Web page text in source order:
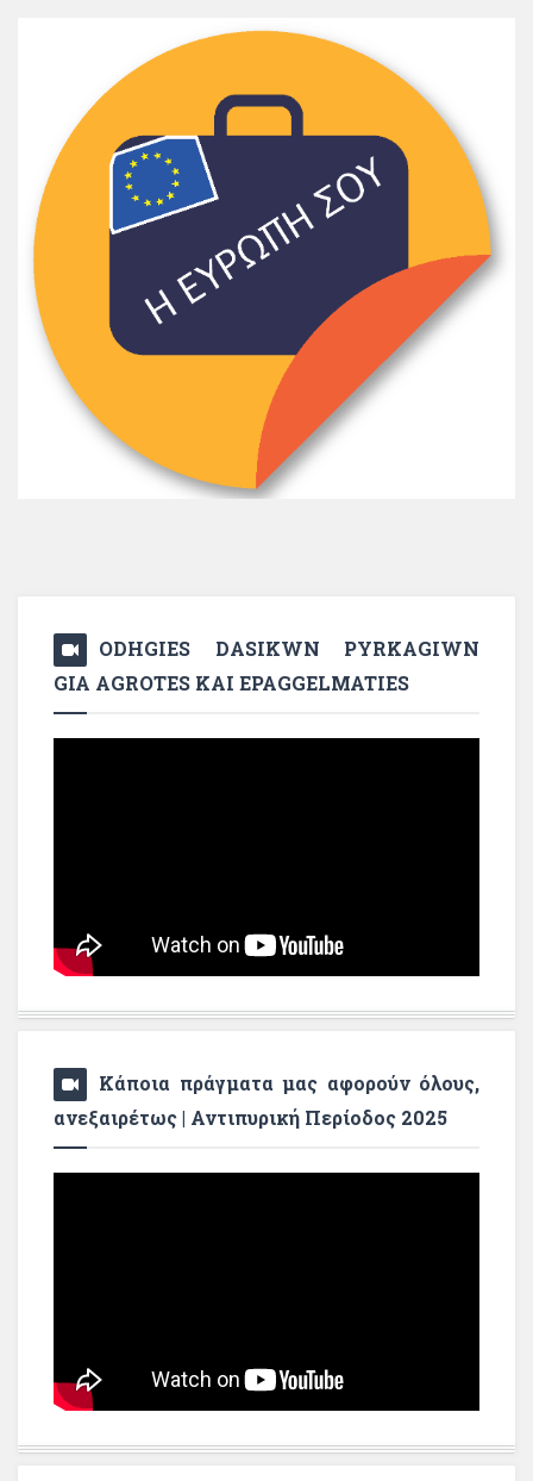
ODHGIES DASIKWN PYRKAGIWN
GIA AGROTES KAI EPAGGELMATIES
Κάποια πράγματα μας αφορούν όλους,
ανεξαιρέτως | Αντιπυρική Περίοδος 2025